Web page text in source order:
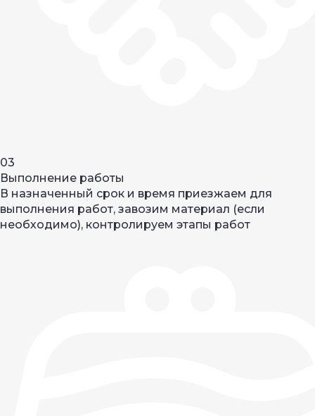
03
Выполнение работы
В назначенный срок и время приезжаем для
выполнения работ, завозим материал (если
необходимо), контролируем этапы работ